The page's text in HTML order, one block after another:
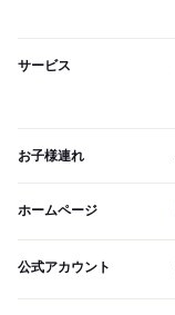
サービス
お子様連れ
ホームページ
公式アカウント